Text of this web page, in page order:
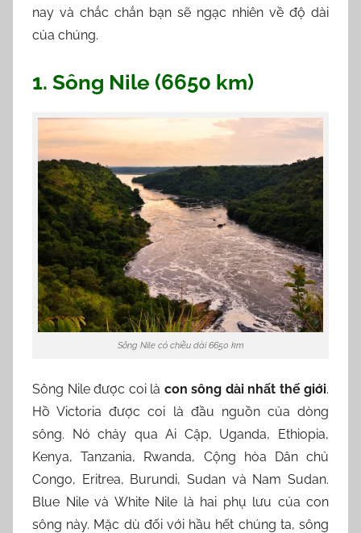
n
ạ
nay và chắc chắn bạn sẽ ngạc nhiên về độ dài
của chúng.
1. Sông Nile (6650 km)
Sông Nile có chiều dài 6650 km
Sông Nile được coi là con sông dài nhất thế giới.
Hồ Victoria được coi là đầu nguồn của dòng
sông. Nó chảy qua Ai Cập, Uganda, Ethiopia,
Kenya, Tanzania, Rwanda, Cộng hòa Dân chủ
Congo, Eritrea, Burundi, Sudan và Nam Sudan.
Blue Nile và White Nile là hai phụ lưu của con
sông này. Mặc dù đối với hầu hết chúng ta, sông